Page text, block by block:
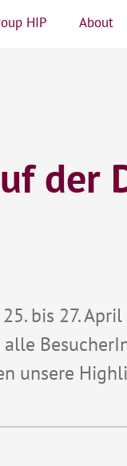
HIP About
der
bis 27.
unsere